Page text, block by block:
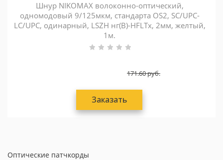
Шнур NIKOMAX волоконно-оптический,
одномодовый 9/125мкм, стандарта OS2, SC/UPC-
LC/UPC, одинарный, LSZH нг(В)-HFLTx, 2мм, желтый,
1м.
171.60руб.
Заказать
Оптические патчкорды